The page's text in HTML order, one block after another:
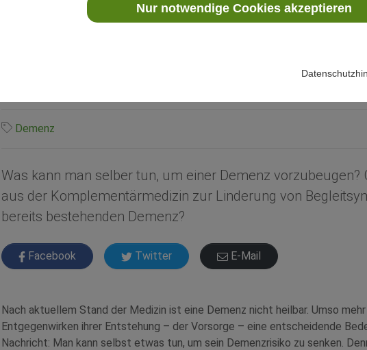
Nur notwendige Cookies akzeptieren
Top 10 Demenz
Demenz
Was kann man selber tun, um einer Demenz vorzubeugen?
aus der Komplementärmedizin zur Linderung von
bereits bestehenden Demenz?
Facebook Twitter E-Mail
Nach aktuellem Stand der Medizin ist eine Demenz nicht heilbar. Umso
Entgegenwirken ihrer Entstehung – der Vorsorge – eine entscheidende
Nachricht: Man kann selbst etwas tun, um sein Demenzrisiko zu senken.